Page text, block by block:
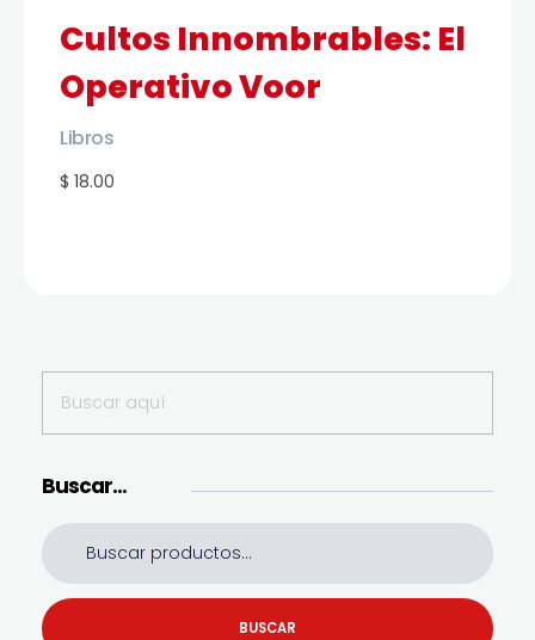
Cultos Innombrables: El
Operativo Voor
$ 18.00
Libros
Buscar…
BUSCAR